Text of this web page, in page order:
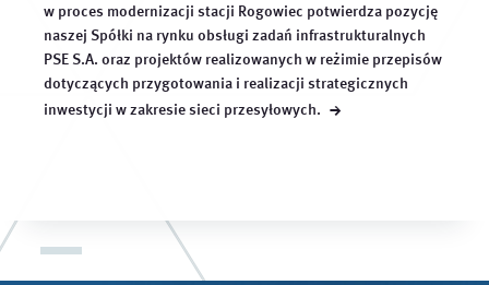
w proces modernizacji stacji Rogowiec potwierdza pozycję
naszej Spółki na rynku obsługi zadań infrastrukturalnych
PSE S.A. oraz projektów realizowanych w reżimie przepisów
dotyczących przygotowania i realizacji strategicznych
inwestycji w zakresie sieci przesyłowych. →